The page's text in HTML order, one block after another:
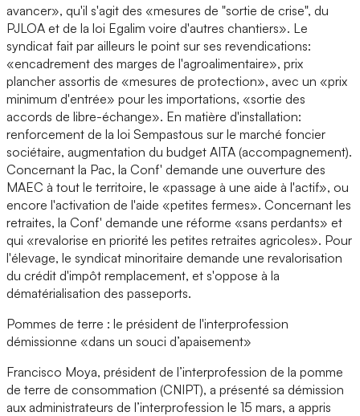
avancer», qu'il s'agit des «mesures de "sortie de crise", du
PJLOA et de la loi Egalim voire d'autres chantiers». Le
syndicat fait par ailleurs le point sur ses revendications:
«encadrement des marges de l'agroalimentaire», prix
plancher assortis de «mesures de protection», avec un «prix
minimum d'entrée» pour les importations, «sortie des
accords de libre-échange». En matière d'installation:
renforcement de la loi Sempastous sur le marché foncier
sociétaire, augmentation du budget AITA (accompagnement).
Concernant la Pac, la Conf' demande une ouverture des
MAEC à tout le territoire, le «passage à une aide à l'actif», ou
encore l'activation de l'aide «petites fermes». Concernant les
retraites, la Conf' demande une réforme «sans perdants» et
qui «revalorise en priorité les petites retraites agricoles». Pour
l'élevage, le syndicat minoritaire demande une revalorisation
du crédit d'impôt remplacement, et s'oppose à la
dématérialisation des passeports.
Pommes de terre : le président de l'interprofession
démissionne «dans un souci d’apaisement»
Francisco Moya, président de l’interprofession de la pomme
de terre de consommation (CNIPT), a présenté sa démission
aux administrateurs de l’interprofession le 15 mars, a appris